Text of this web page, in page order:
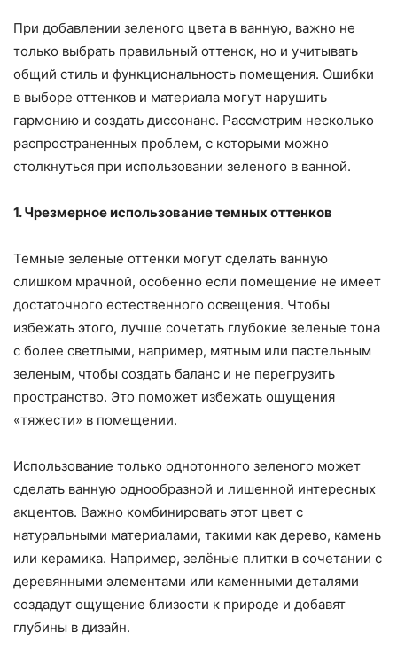
При добавлении зеленого цвета в ванную, важно не
только выбрать правильный оттенок, но и учитывать
общий стиль и функциональность помещения. Ошибки
в выборе оттенков и материала могут нарушить
гармонию и создать диссонанс. Рассмотрим несколько
распространенных проблем, с которыми можно
столкнуться при использовании зеленого в ванной.
1. Чрезмерное использование темных оттенков
Темные зеленые оттенки могут сделать ванную
слишком мрачной, особенно если помещение не имеет
достаточного естественного освещения. Чтобы
избежать этого, лучше сочетать глубокие зеленые тона
с более светлыми, например, мятным или пастельным
зеленым, чтобы создать баланс и не перегрузить
пространство. Это поможет избежать ощущения
«тяжести» в помещении.
Использование только однотонного зеленого может
сделать ванную однообразной и лишенной интересных
акцентов. Важно комбинировать этот цвет с
натуральными материалами, такими как дерево, камень
или керамика. Например, зелёные плитки в сочетании с
деревянными элементами или каменными деталями
создадут ощущение близости к природе и добавят
глубины в дизайн.